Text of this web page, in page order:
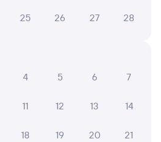
25 26 27 28
4 5 6 7
11 12 13 14
18 19 20 21